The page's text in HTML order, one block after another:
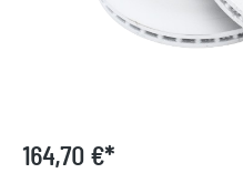
164,70 €*